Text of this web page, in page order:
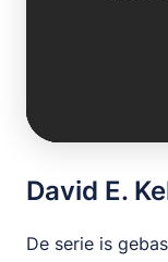
David E.
De serie is